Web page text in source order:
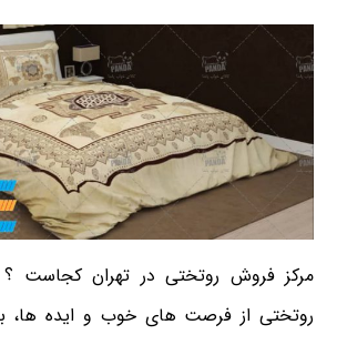
مرکز فروش روتختی در تهران کجاست ؟
روتختی از فرصت های خوب و ایده ها،